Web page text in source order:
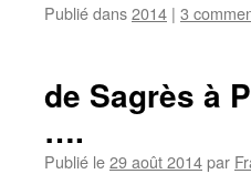
Publié dans2014 | 3
de Sagrès à
….
Publié le29 août 2014par